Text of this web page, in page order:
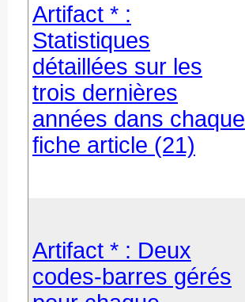
Artifact * :
Statistiques
détaillées sur les
trois dernières
années dans chaque
fiche article (21)
Artifact * : Deux
codes-barres gérés